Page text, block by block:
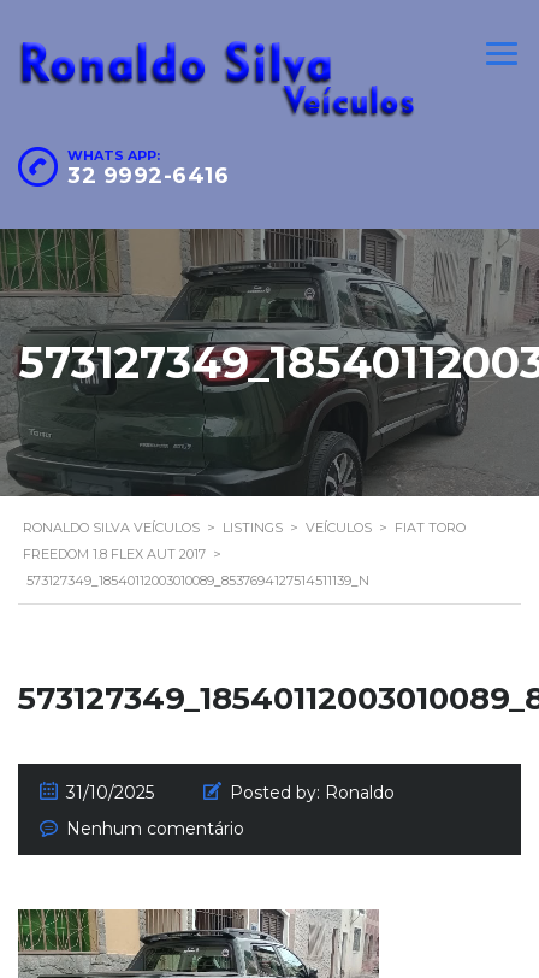
WHATS APP:
32 9992-6416
RONALDO SILVA VEÍCULOS > LISTINGS > VEÍCULOS > FIAT TORO
FREEDOM 1.8 FLEX AUT 2017 >
573127349_18540112003010089_8537694127514511139_N
31/10/2025 Posted by: Ronaldo
Nenhum comentário